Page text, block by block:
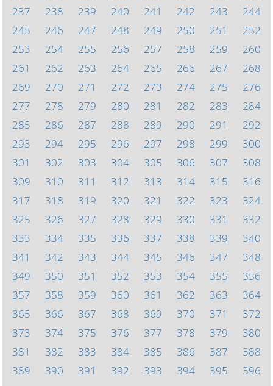
237
238 239 240 241 242 243
244
245
246 247 248 249 250 251
252
253
254 255 256 257 258 259
260
261
262 263 264 265 266 267
268
269
270 271 272 273 274 275
276
277
278 279 280 281 282 283
284
285
286 287 288 289 290 291
292
293
294 295 296 297 298 299
300
301
302 303 304 305 306 307
308
309
310 311 312 313 314 315
316
317
318 319 320 321 322 323
324
325
326 327 328 329 330 331
332
333
334 335 336 337 338 339
340
341
342 343 344 345 346 347
348
349
350 351 352 353 354 355
356
357
358 359 360 361 362 363
364
365
366 367 368 369 370 371
372
373
374 375 376 377 378 379
380
381
382 383 384 385 386 387
388
389
390 391 392 393 394 395
396